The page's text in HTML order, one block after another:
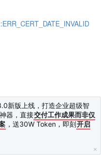
新版上线，打造企业超级智
器，直接交付工作成果而非仅
，送30W Token，即刻开启